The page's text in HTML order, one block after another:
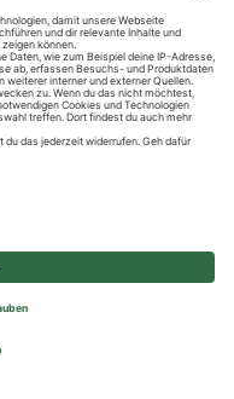
rights reserved